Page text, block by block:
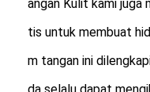
angan Kulit kami juga
tis untuk membuat
m tangan ini